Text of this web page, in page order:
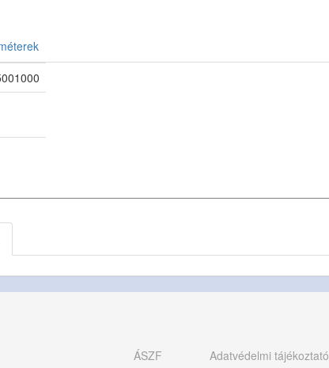
ÁSZF Adatvédelmi tájékoztató